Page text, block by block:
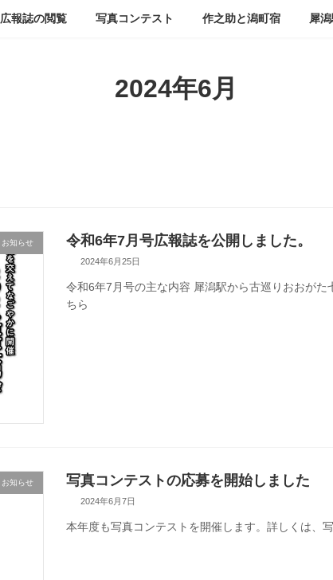
広報誌の閲覧 写真コンテスト 作之助と潟町宿 犀
2024年6月
お知らせ 令和6年7月号広報誌を公開しました。
2024年6月25日
令和6年7月号の主な内容 犀潟駅から古巡りおおが
ちら
お知らせ 写真コンテストの応募を開始しました
2024年6月7日
本年度も写真コンテストを開催します。詳しくは、